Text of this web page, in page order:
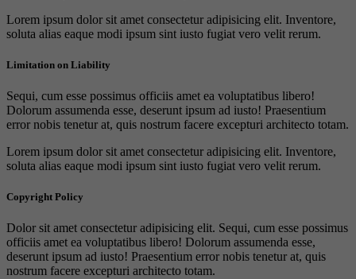
Lorem ipsum dolor sit amet consectetur adipisicing elit. Inventore,
soluta alias eaque modi ipsum sint iusto fugiat vero velit rerum.
Limitation on Liability
Sequi, cum esse possimus officiis amet ea voluptatibus libero!
Dolorum assumenda esse, deserunt ipsum ad iusto! Praesentium
error nobis tenetur at, quis nostrum facere excepturi architecto totam.
Lorem ipsum dolor sit amet consectetur adipisicing elit. Inventore,
soluta alias eaque modi ipsum sint iusto fugiat vero velit rerum.
Copyright Policy
Dolor sit amet consectetur adipisicing elit. Sequi, cum esse possimus
officiis amet ea voluptatibus libero! Dolorum assumenda esse,
deserunt ipsum ad iusto! Praesentium error nobis tenetur at, quis
nostrum facere excepturi architecto totam.